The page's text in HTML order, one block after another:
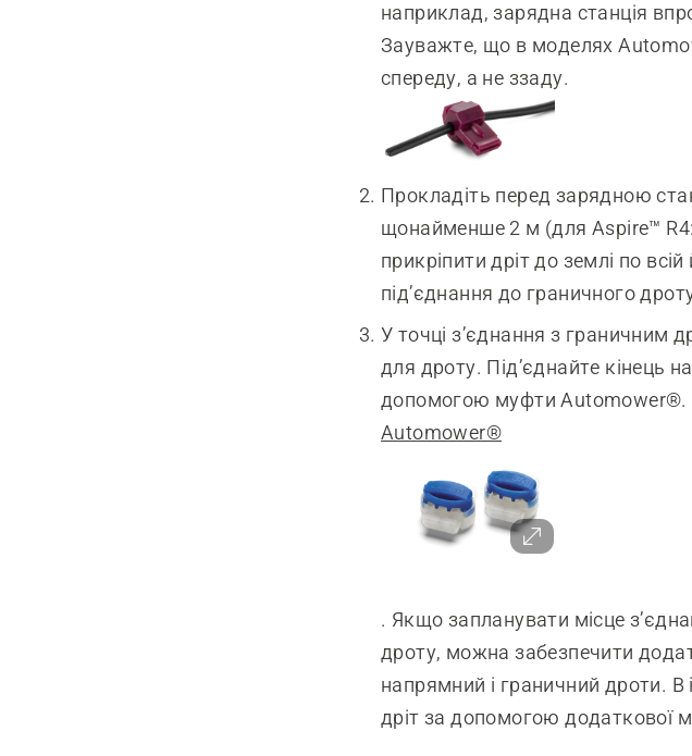
наприклад, зарядна станція
Зауважте, що в моделях
спереду, а не ззаду.
Прокладіть перед зарядною
щонайменше 2 м (для Aspire™
прикріпити дріт до землі по
під’єднання до граничного
У точці з’єднання з граничним
для дроту. Під’єднайте кінець
допомогою муфти Automower®.
Automower®
. Якщо запланувати місце
дроту, можна забезпечити
напрямний і граничний дроти.
дріт за допомогою додаткової